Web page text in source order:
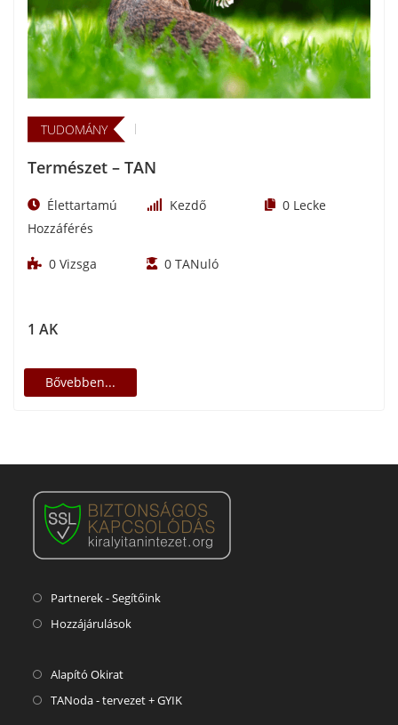
TUDOMÁNY
Természet – TAN
Élettartamú
Hozzáférés
Kezdő 0 Lecke
0 Vizsga 0TANuló
1 AK
Bővebben...
Partnerek - Segítőink
Hozzájárulások
Alapító Okirat
TANoda - tervezet + GYIK